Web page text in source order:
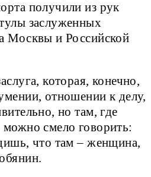
получили из рук
заслуженных
Москвы и Российской
которая, конечно,
отношении к делу,
но там, где
смело говорить:
что там – женщина,